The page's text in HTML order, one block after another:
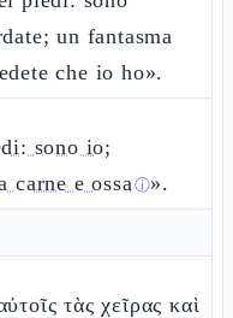
un fantasma
che io ho».
sono io;
carne e ossaⓘ».
τὰς χεῖρας καὶ